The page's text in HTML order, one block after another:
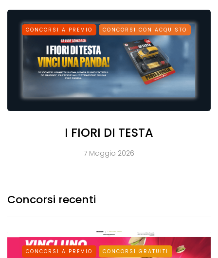
CONCORSI A PREMIO CONCORSI CON ACQUISTO
I FIORI DI TESTA
7 Maggio 2026
Concorsi recenti
CONCORSI A PREMIO CONCORSI GRATUITI